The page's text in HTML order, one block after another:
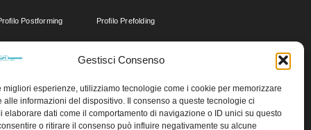
Gestisci Consenso
migliori esperienze, utilizziamo tecnologie come i cookie per memorizzare
alle informazioni del dispositivo. Il consenso a queste tecnologie ci
elaborare dati come il comportamento di navigazione o ID unici su questo
o ritirare il consenso può influire negativamente su alcune
Postforming Profilo Prefolding
CON ABS